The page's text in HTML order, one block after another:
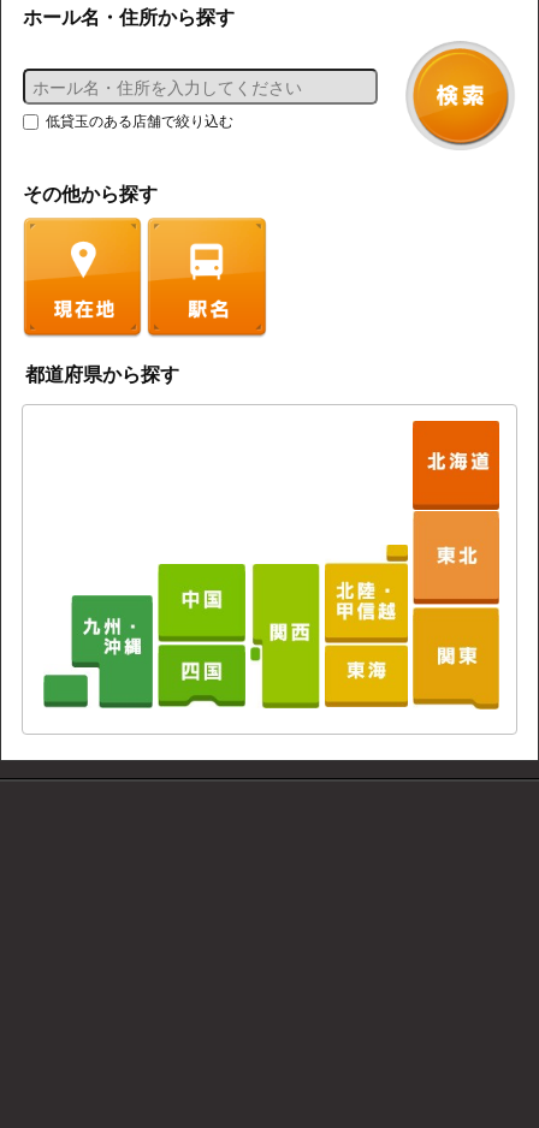
ホール名・住所から探す
低貸玉のある店舗で絞り込む
その他から探す
都道府県から探す